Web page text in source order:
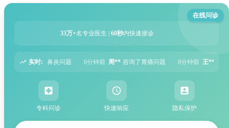
在线问诊
33万+名专业医生 | 60秒内快速接诊
实时:
周** 咨询了胃痛问题 8分钟前 王** 咨询了头痛问题 12分钟前 刘**
专科问诊 快速响应 隐私保护